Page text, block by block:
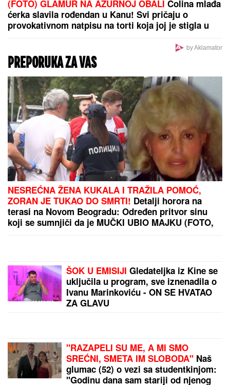
(VIDEO) SARA O MUVANJU SA FILIPOM CAREM
Otkrila prave razloge raskida sa Muratom,
spomenula i prevaru: "Janjuš mi je najveća greška"
Datum koji Zvezdi donosi evropske pobede: Crveno-
beli protiv Hapoela igraju na dan kada ne znaju da
izgube
(FOTO) GLAMUR NA AZURNOJ OBALIČolina mlađa
ćerka slavila rođendan u Kanu! Svi pričaju o
provokativnom natpisu na torti koja joj je stigla u
restoranu